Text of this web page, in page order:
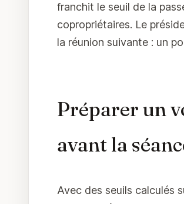
franchit le seuil de la
copropriétaires. Le
la réunion suivante : un
Préparer un
avant la
Avec des seuils calculés